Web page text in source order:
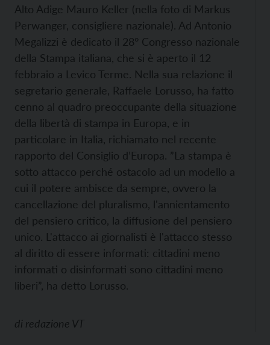
Alto Adige Mauro Keller (nella foto di Markus
Perwanger, consigliere nazionale). Ad Antonio
Megalizzi è dedicato il 28° Congresso nazionale
della Stampa italiana, che si è aperto il 12
febbraio a Levico Terme. Nella sua relazione il
segretario generale, Raffaele Lorusso, ha fatto
cenno al quadro preoccupante della situazione
della libertà di stampa in Europa, e in
particolare in Italia, richiamato nel recente
rapporto del Consiglio d’Europa. ”La stampa è
sotto attacco perché ostacolo ad un modello a
cui il potere ambisce da sempre, ovvero la
cancellazione del pluralismo, l'annientamento
del pensiero critico, la diffusione del pensiero
unico. L'attacco ai giornalisti è l'attacco stesso
al diritto di essere informati: cittadini meno
informati o disinformati sono cittadini meno
liberi”, ha detto Lorusso.
di redazione VT